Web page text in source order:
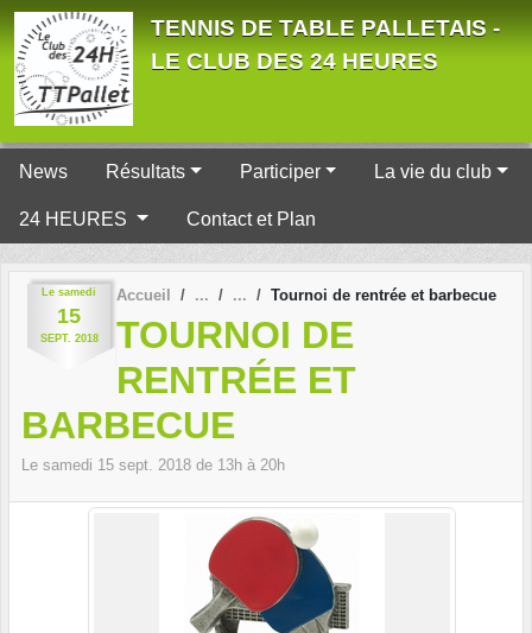
TENNIS DE TABLE PALLETAIS -
LE CLUB DES 24 HEURES
News Résultats Participer La vie du club
24 HEURES Contact et Plan
Le samedi
15
SEPT. 2018
Accueil Tournoi de rentrée et barbecue
TOURNOI DE
RENTRÉE ET
BARBECUE
Le samedi 15 sept. 2018 de 13h à 20h
Panneau de gestion des cookies